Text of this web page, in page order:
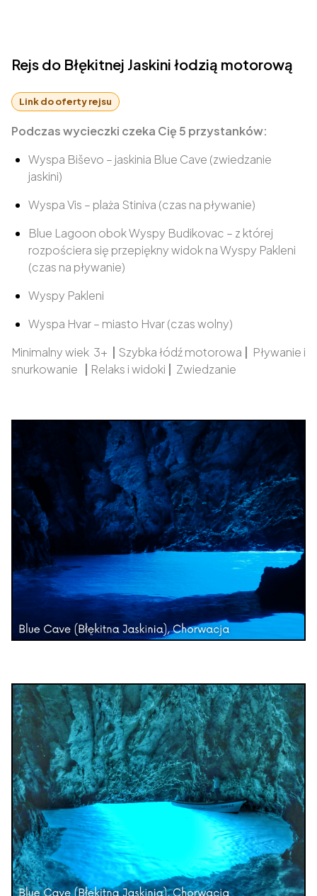
Rejs do Błękitnej Jaskini łodzią motorową
Link do oferty rejsu
Podczas wycieczki czeka Cię 5 przystanków:
Wyspa Biševo – jaskinia Blue Cave (zwiedzanie
jaskini)
Wyspa Vis – plaża Stiniva (czas na pływanie)
Blue Lagoon obok Wyspy Budikovac – z której
rozpościera się przepiękny widok na Wyspy Pakleni
(czas na pływanie)
Wyspy Pakleni
Wyspa Hvar – miasto Hvar (czas wolny)
Minimalny wiek 3+
Szybka łódź motorowa
Pływanie i
snurkowanie
Relaks i widoki Zwiedzanie